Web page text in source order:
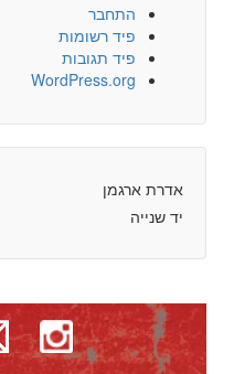
התחבר
פיד רשומות
פיד תגובות
WordPress.org
אדרת ארגמן
יד שנייה